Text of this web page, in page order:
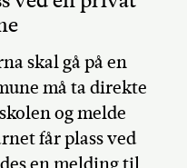
skal gå på en
må ta direkte
og melde
får plass ved